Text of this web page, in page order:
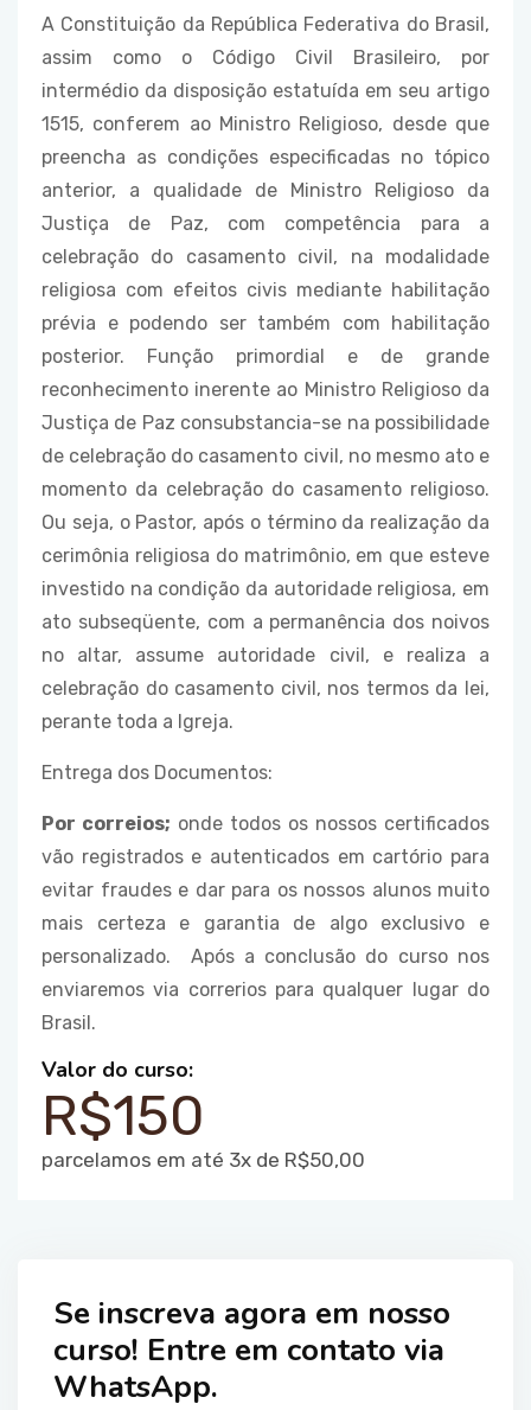
A Constituição da República Federativa do Brasil,
assim como o Código Civil Brasileiro, por
intermédio da disposição estatuída em seu artigo
1515, conferem ao Ministro Religioso, desde que
preencha as condições especificadas no tópico
anterior, a qualidade de Ministro Religioso da
Justiça de Paz, com competência para a
celebração do casamento civil, na modalidade
religiosa com efeitos civis mediante habilitação
prévia e podendo ser também com habilitação
posterior. Função primordial e de grande
reconhecimento inerente ao Ministro Religioso da
Justiça de Paz consubstancia-se na possibilidade
de celebração do casamento civil, no mesmo ato e
momento da celebração do casamento religioso.
Ou seja, o Pastor, após o término da realização da
cerimônia religiosa do matrimônio, em que esteve
investido na condição da autoridade religiosa, em
ato subseqüente, com a permanência dos noivos
no altar, assume autoridade civil, e realiza a
celebração do casamento civil, nos termos da lei,
perante toda a Igreja.
Entrega dos Documentos:
Por correios; onde todos os nossos certificados
vão registrados e autenticados em cartório para
evitar fraudes e dar para os nossos alunos muito
mais certeza e garantia de algo exclusivo e
personalizado. Após a conclusão do curso nos
enviaremos via correrios para qualquer lugar do
Brasil.
Valor do curso:
R$150
parcelamos em até 3x de R$50,00
Se inscreva agora em nosso
curso! Entre em contato via
WhatsApp.